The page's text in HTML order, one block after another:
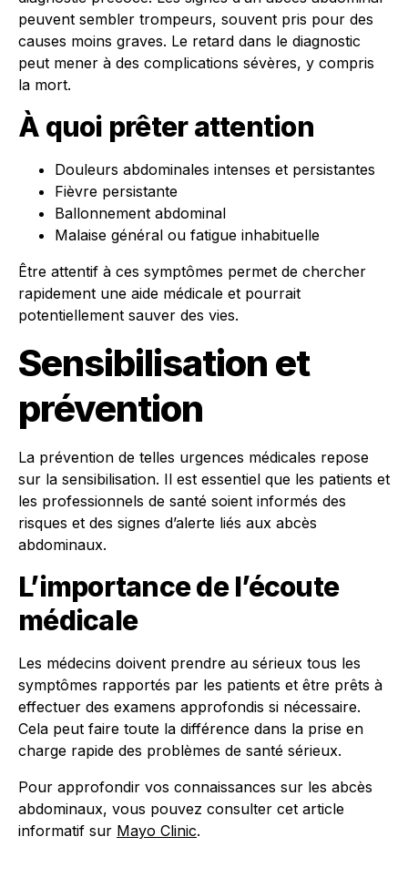
peuvent sembler trompeurs, souvent pris pour des
causes moins graves. Le retard dans le diagnostic
peut mener à des complications sévères, y compris
la mort.
À quoi prêter attention
Douleurs abdominales intenses et persistantes
Fièvre persistante
Ballonnement abdominal
Malaise général ou fatigue inhabituelle
Être attentif à ces symptômes permet de chercher
rapidement une aide médicale et pourrait
potentiellement sauver des vies.
Sensibilisation et
prévention
La prévention de telles urgences médicales repose
sur la sensibilisation. Il est essentiel que les patients et
les professionnels de santé soient informés des
risques et des signes d’alerte liés aux abcès
abdominaux.
L’importance de l’écoute
médicale
Les médecins doivent prendre au sérieux tous les
symptômes rapportés par les patients et être prêts à
effectuer des examens approfondis si nécessaire.
Cela peut faire toute la différence dans la prise en
charge rapide des problèmes de santé sérieux.
Pour approfondir vos connaissances sur les abcès
abdominaux, vous pouvez consulter cet article
informatif sur Mayo Clinic.